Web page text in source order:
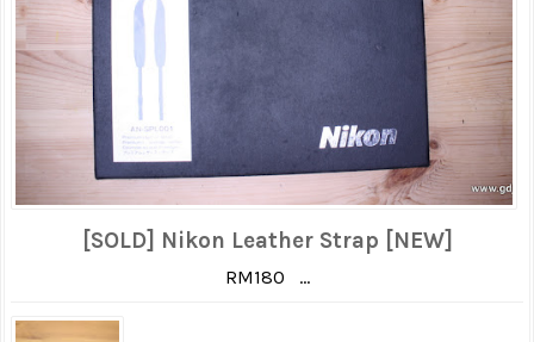
[SOLD] Nikon Leather Strap [NEW]
RM180 ...